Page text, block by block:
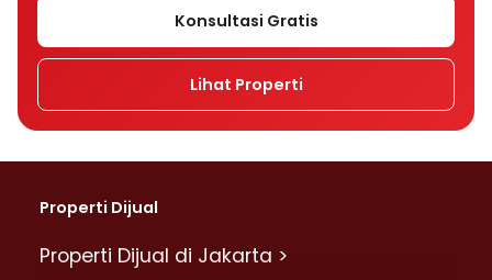
Konsultasi Gratis
Lihat Properti
Properti Dijual
Properti Dijual di Jakarta >